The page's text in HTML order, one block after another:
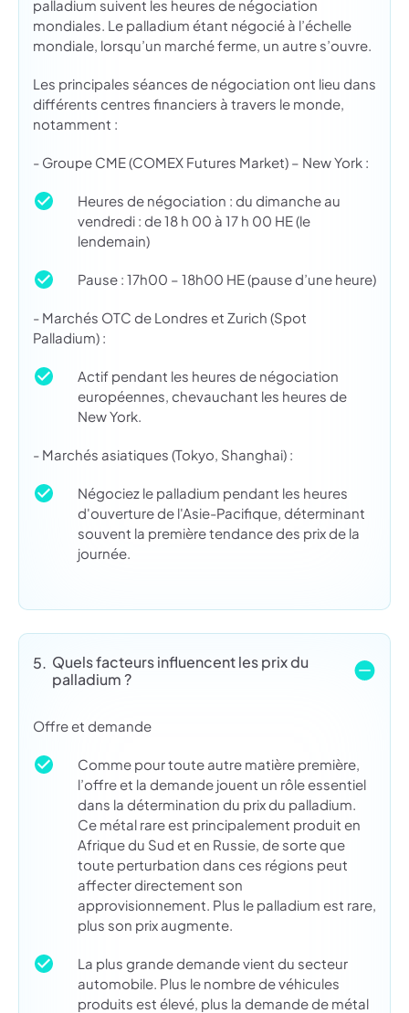
palladium suivent les heures de négociation
mondiales. Le palladium étant négocié à l’échelle
mondiale, lorsqu’un marché ferme, un autre s’ouvre.
Les principales séances de négociation ont lieu dans
différents centres financiers à travers le monde,
notamment :
- Groupe CME (COMEX Futures Market) – New York :
Heures de négociation : du dimanche au
vendredi : de 18 h 00 à 17 h 00 HE (le
lendemain)
Pause : 17h00 – 18h00 HE (pause d’une heure)
- Marchés OTC de Londres et Zurich (Spot
Palladium) :
Actif pendant les heures de négociation
européennes, chevauchant les heures de
New York.
- Marchés asiatiques (Tokyo, Shanghai) :
Négociez le palladium pendant les heures
d'ouverture de l'Asie-Pacifique, déterminant
souvent la première tendance des prix de la
journée.
5. Quels facteurs influencent les prix du
palladium ?
Offre et demande
Comme pour toute autre matière première,
l’offre et la demande jouent un rôle essentiel
dans la détermination du prix du palladium.
Ce métal rare est principalement produit en
Afrique du Sud et en Russie, de sorte que
toute perturbation dans ces régions peut
affecter directement son
approvisionnement. Plus le palladium est rare,
plus son prix augmente.
La plus grande demande vient du secteur
automobile. Plus le nombre de véhicules
produits est élevé, plus la demande de métal